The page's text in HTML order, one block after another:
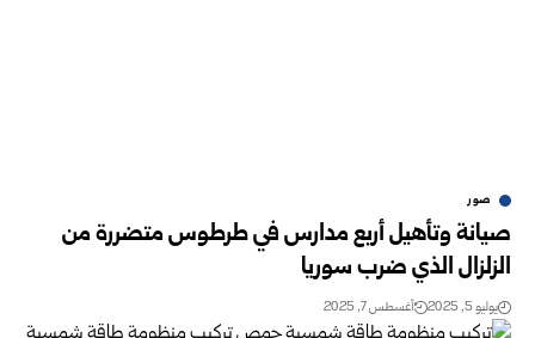
صور
صيانة وتأهيل أربع مدارس في طرطوس متضررة من
الزلزال الذي ضرب سوريا
يوليو 5, 2025 أغسطس 7, 2025